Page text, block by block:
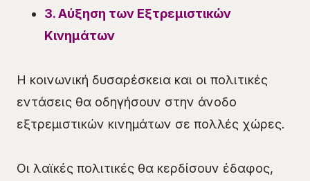
3. Αύξηση των Εξτρεμιστικών
Κινημάτων
Η κοινωνική δυσαρέσκεια και οι πολιτικές
εντάσεις θα οδηγήσουν στην άνοδο
εξτρεμιστικών κινημάτων σε πολλές χώρες.
Οι λαϊκές πολιτικές θα κερδίσουν έδαφος,